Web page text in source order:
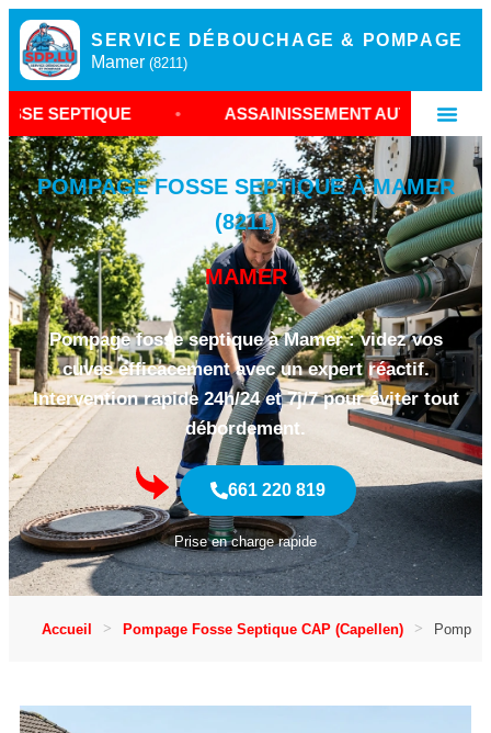
SERVICE DÉBOUCHAGE & POMPAGE
Mamer (8211)
• ASSAINISSEMENT AUTONOME MAMER
POMPAGE FOSSE SEPTIQUE À MAMER
(8211)
MAMER
Pompage fosse septique à Mamer : videz vos
cuves efficacement avec un expert réactif.
Intervention rapide 24h/24 et 7j/7 pour éviter tout
débordement.
661 220 819
Prise en charge rapide
Accueil Pompage Fosse Septique CAP (Capellen)